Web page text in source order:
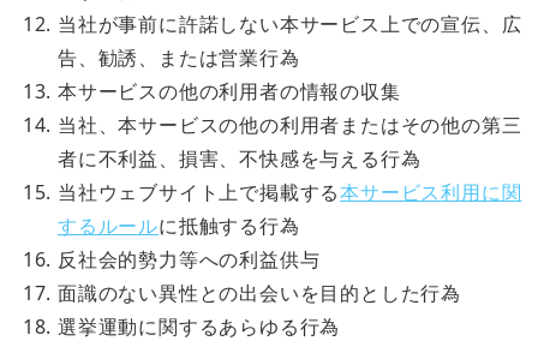
当社が事前に許諾しない本サービス上での宣伝、広
告、勧誘、または営業行為
本サービスの他の利用者の情報の収集
当社、本サービスの他の利用者またはその他の第三
者に不利益、損害、不快感を与える行為
当社ウェブサイト上で掲載する本サービス利用に関
するルールに抵触する行為
反社会的勢力等への利益供与
面識のない異性との出会いを目的とした行為
選挙運動に関するあらゆる行為